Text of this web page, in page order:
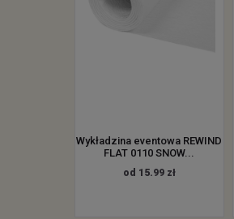
Wykładzina eventowa REWIND
FLAT 0110 SNOW...
od 15.99 zł